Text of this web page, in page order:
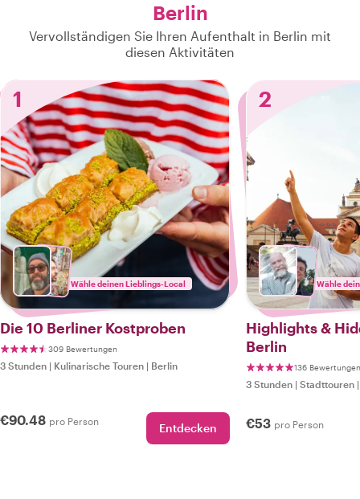
Berlin
Vervollständigen Sie Ihren Aufenthalt in Berlin mit
diesen Aktivitäten
1
Wähle deinen Lieblings-Local
Die 10 Berliner Kostproben
309 Bewertungen
3 Stunden | Kulinarische Touren | Berlin
€90.48 pro Person Entdecken
2
Wähle
Highlights &
Berlin
136 Bewertungen
3 Stunden | Stadttouren
€53 pro Person